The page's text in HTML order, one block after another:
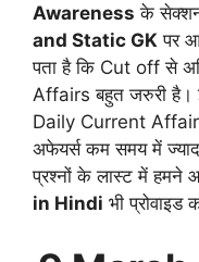
Awareness के
and Static GK पर
पता है कि Cut off से
Affairs बहुत जरुरी है।
Daily Current Affairs
अफेयर्स कम समय में
प्रश्नों के लास्ट में हमने
in Hindi भी प्रोवाइड